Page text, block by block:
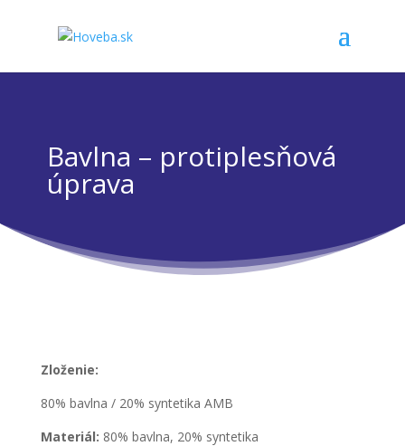
Bavlna – protiplesňová
úprava
Zloženie:
80% bavlna / 20% syntetika AMB
Materiál: 80% bavlna, 20% syntetika